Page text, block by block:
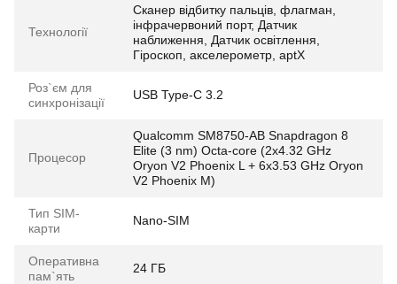
Технології
Сканер відбитку пальців, флагман,
інфрачервоний порт, Датчик
наближення, Датчик освітлення,
Гіроскоп, акселерометр, aptX
Роз`єм для
синхронізації
USB Type-C 3.2
Процесор
Qualcomm SM8750-AB Snapdragon 8
Elite (3 nm) Octa-core (2x4.32 GHz
Oryon V2 Phoenix L + 6x3.53 GHz Oryon
V2 Phoenix M)
Тип SIM-
карти
Nano-SIM
Оперативна
пам`ять
24 ГБ